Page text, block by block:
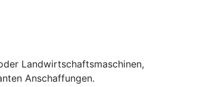
Landwirtschaftsmaschinen,
Anschaffungen.